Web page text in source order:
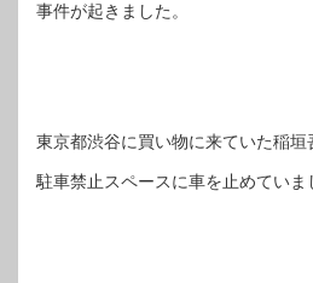
事件が起きました。
東京都渋谷に買い物に来ていた稲垣
駐車禁止スペースに車を止めていま